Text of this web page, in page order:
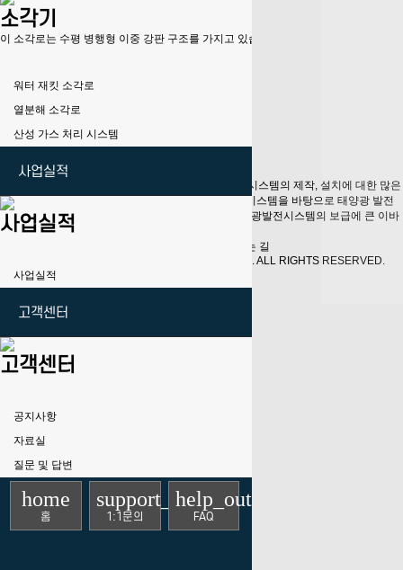
소각기
이 소각로는 수평 병행형 이중 강판 구조를 가지고 있습니다.로의 내실과 외실 사이
워터 재킷 소각로
열분해 소각로
산성 가스 처리 시스템
사업실적
사업실적
사업실적
고객센터
고객센터
공지사항
자료실
질문 및 답변
home
홈
support_agent
1:1문의
help_outline
FAQ
목록
다음글힐스테이트 소사 _BIPV
댓글목록
Contact
Mail Us:worldsolar@daum.net
Phone:070-4253-9119
About H.M.S Solar System
저희 (주)휴머스는 신재생에너지 설비인 태양광 발전시스템의 제작, 설치에 대한 많은
경험을 바탕으로 최고의 설치기술과 인력, 효율적인 시스템을 바탕으로 태양광 발전
설비 설계 및 시공과 BIPV 설계 전문으로 국내의 태양광발전시스템의 보급에 큰 이바
지를 하고 있습니다. .......
찾아오시는 길
CO., LTD. ALL RIGHTS RESERVED.